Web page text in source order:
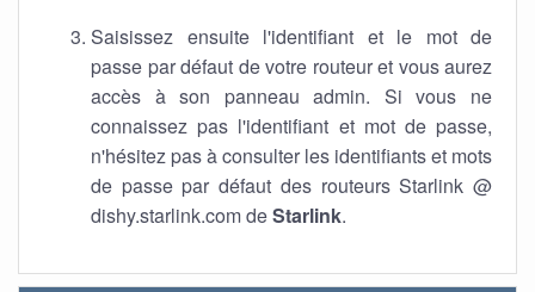
Saisissez ensuite l'identifiant et le mot de
passe par défaut de votre routeur et vous aurez
accès à son panneau admin. Si vous ne
connaissez pas l'identifiant et mot de passe,
n'hésitez pas à consulter les identifiants et mots
de passe par défaut des routeurs Starlink @
dishy.starlink.com deStarlink.